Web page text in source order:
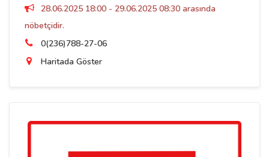
28.06.2025 18:00 - 29.06.2025 08:30 arasında
nöbetçidir.
0(236)788-27-06
Haritada Göster